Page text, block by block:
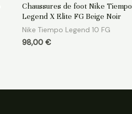
Note
0
sur
Chaussures de foot Nike Tiempo
Legend X Elite FG Beige Noir
Nike Tiempo Legend 10 FG
98,00 €